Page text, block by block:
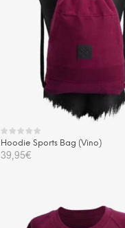
Hoodie Sports Bag (Vino)
39,95€